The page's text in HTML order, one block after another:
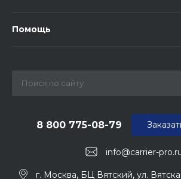
Помощь
info@carrier-
8 800 775-08-79
г. Москва, БЦ Вятский, ул.